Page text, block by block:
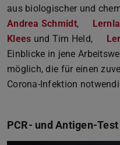
aus biologischer und
Andrea Schmidt,
Klees und Tim Held,
Einblicke in jene
möglich, die für einen
Corona-Infektion
PCR- und Antigen-